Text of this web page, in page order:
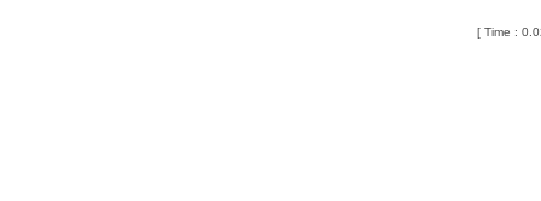
[ Time :